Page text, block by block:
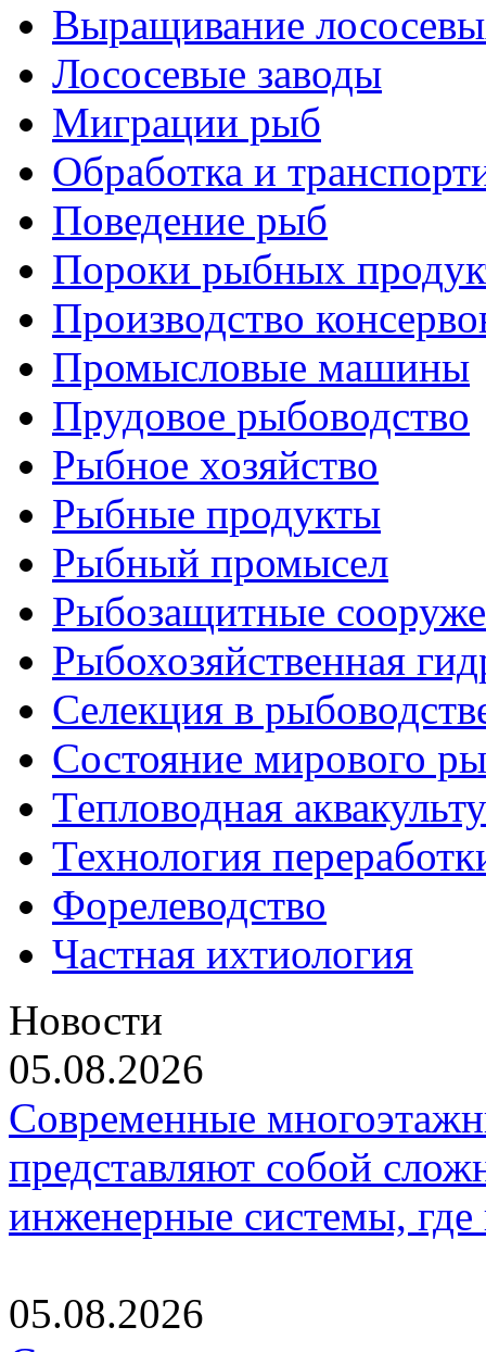
Выращивание
Лососевые заводы
Миграции рыб
Обработка и
Поведение рыб
Пороки рыбных
Производство
Промысловые машины
Прудовое рыбоводство
Рыбное хозяйство
Рыбные продукты
Рыбный промысел
Рыбозащитные
Рыбохозяйственная
Селекция в
Состояние мирового
Тепловодная
Технология
Форелеводство
Частная ихтиология
Новости
05.08.2026
Современные
представляют собой
инженерные системы,
05.08.2026